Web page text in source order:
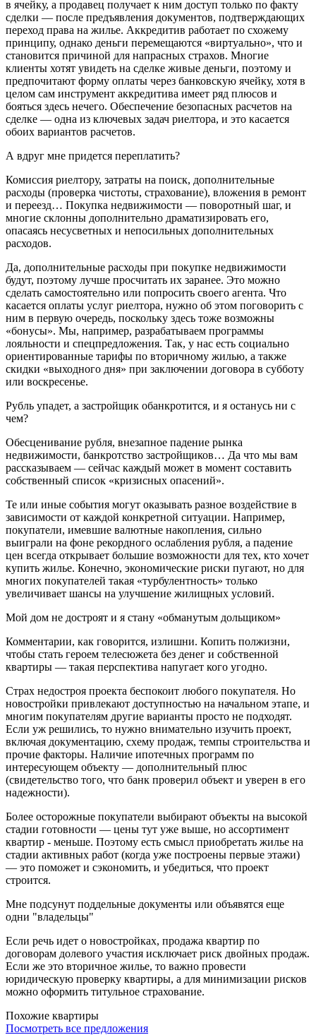
в ячейку, а продавец получает к ним доступ только по факту
сделки — после предъявления документов, подтверждающих
переход права на жилье. Аккредитив работает по схожему
принципу, однако деньги перемещаются «виртуально», что и
становится причиной для напрасных страхов. Многие
клиенты хотят увидеть на сделке живые деньги, поэтому и
предпочитают форму оплаты через банковскую ячейку, хотя в
целом сам инструмент аккредитива имеет ряд плюсов и
бояться здесь нечего. Обеспечение безопасных расчетов на
сделке — одна из ключевых задач риелтора, и это касается
обоих вариантов расчетов.
А вдруг мне придется переплатить?
Комиссия риелтору, затраты на поиск, дополнительные
расходы (проверка чистоты, страхование), вложения в ремонт
и переезд… Покупка недвижимости — поворотный шаг, и
многие склонны дополнительно драматизировать его,
опасаясь несусветных и непосильных дополнительных
расходов.
Да, дополнительные расходы при покупке недвижимости
будут, поэтому лучше просчитать их заранее. Это можно
сделать самостоятельно или попросить своего агента. Что
касается оплаты услуг риелтора, нужно об этом поговорить с
ним в первую очередь, поскольку здесь тоже возможны
«бонусы». Мы, например, разрабатываем программы
лояльности и спецпредложения. Так, у нас есть социально
ориентированные тарифы по вторичному жилью, а также
скидки «выходного дня» при заключении договора в субботу
или воскресенье.
Рубль упадет, а застройщик обанкротится, и я останусь ни с
чем?
Обесценивание рубля, внезапное падение рынка
недвижимости, банкротство застройщиков… Да что мы вам
рассказываем — сейчас каждый может в момент составить
собственный список «кризисных опасений».
Те или иные события могут оказывать разное воздействие в
зависимости от каждой конкретной ситуации. Например,
покупатели, имевшие валютные накопления, сильно
выиграли на фоне рекордного ослабления рубля, а падение
цен всегда открывает большие возможности для тех, кто хочет
купить жилье. Конечно, экономические риски пугают, но для
многих покупателей такая «турбулентность» только
увеличивает шансы на улучшение жилищных условий.
Мой дом не достроят и я стану «обманутым дольщиком»
Комментарии, как говорится, излишни. Копить полжизни,
чтобы стать героем телесюжета без денег и собственной
квартиры — такая перспектива напугает кого угодно.
Страх недостроя проекта беспокоит любого покупателя. Но
новостройки привлекают доступностью на начальном этапе, и
многим покупателям другие варианты просто не подходят.
Если уж решились, то нужно внимательно изучить проект,
включая документацию, схему продаж, темпы строительства и
прочие факторы. Наличие ипотечных программ по
интересующем объекту — дополнительный плюс
(свидетельство того, что банк проверил объект и уверен в его
надежности).
Более осторожные покупатели выбирают объекты на высокой
стадии готовности — цены тут уже выше, но ассортимент
квартир - меньше. Поэтому есть смысл приобретать жилье на
стадии активных работ (когда уже построены первые этажи)
— это поможет и сэкономить, и убедиться, что проект
строится.
Мне подсунут поддельные документы или объявятся еще
одни "владельцы"
Если речь идет о новостройках, продажа квартир по
договорам долевого участия исключает риск двойных продаж.
Если же это вторичное жилье, то важно провести
юридическую проверку квартиры, а для минимизации рисков
можно оформить титульное страхование.
Похожие квартиры
Посмотреть все предложения